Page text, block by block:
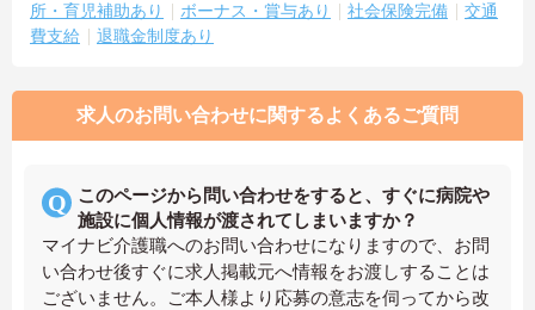
所・育児補助あり
ボーナス・賞与あり 社会保険完備
交通
費支給
退職金制度あり
求人のお問い合わせに関するよくあるご質問
このページから問い合わせをすると、すぐに病院や
施設に個人情報が渡されてしまいますか？
マイナビ介護職へのお問い合わせになりますので、お問
い合わせ後すぐに求人掲載元へ情報をお渡しすることは
ございません。ご本人様より応募の意志を伺ってから改